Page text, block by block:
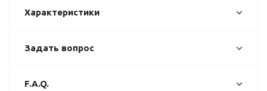
Характеристики
Задать вопрос
F.A.Q.